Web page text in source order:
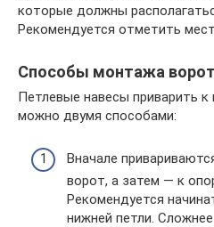
которые должны
Рекомендуется отметить
Способы монтажа ворот
Петлевые навесы приварить к
можно двумя способами:
Вначале
ворот, а затем — к
Рекомендуется
нижней петли.